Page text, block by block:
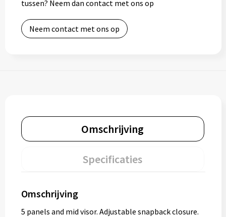
tussen? Neem dan contact met ons op
Neem contact met ons op
Omschrijving
Specificaties
Omschrijving
5 panels and mid visor. Adjustable snapback closure.